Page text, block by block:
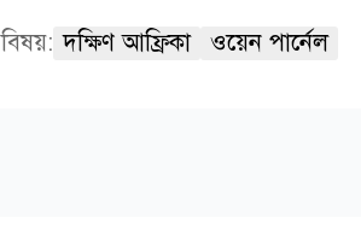
বিষয়: দক্ষিণ আফ্রিকা ওয়েন পার্নেল